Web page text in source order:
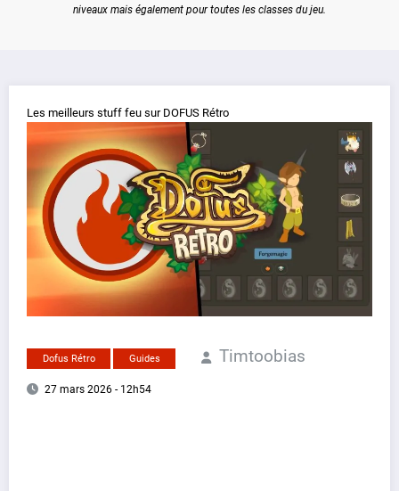
niveaux mais également pour toutes les classes du jeu.
Les meilleurs stuff feu sur DOFUS Rétro
Dofus Rétro Guides Timtoobias
27 mars 2026 - 12h54